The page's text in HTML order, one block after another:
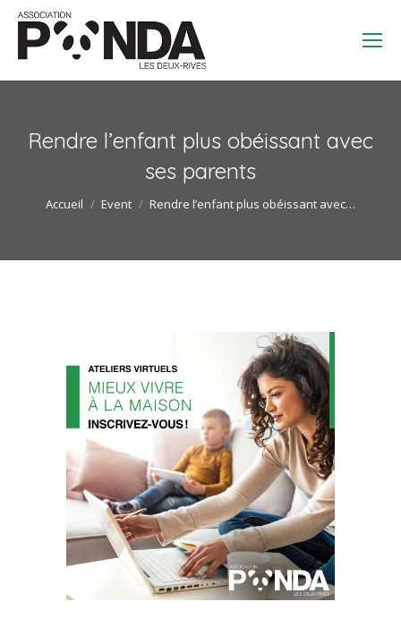
Search:
Rendre l’enfant plus obéissant avec
ses parents
Vous êtes ici :
Accueil Event Rendre l’enfant plus obéissant avec…